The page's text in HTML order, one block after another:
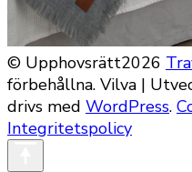
© Upphovsrätt2026
förbehållna. Vilva |
drivs med WordPress.
Integritetspolicy